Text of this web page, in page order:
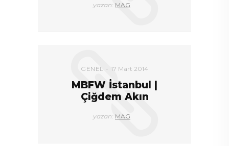
yazan: MAG
GENEL 17 Mart 2014
MBFW İstanbul |
Çiğdem Akın
yazan: MAG